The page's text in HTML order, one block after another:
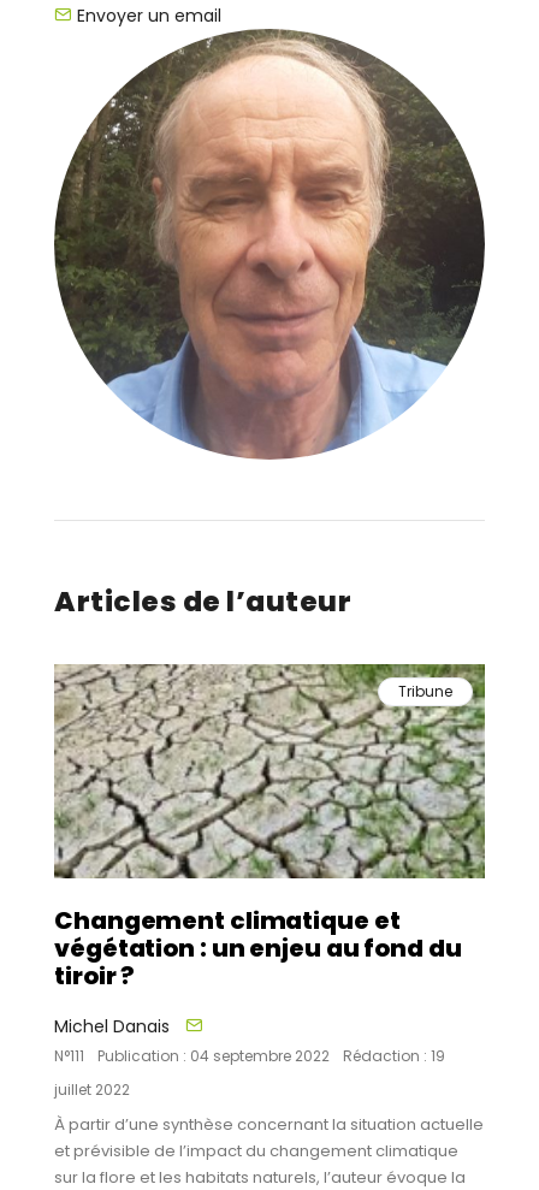
Envoyer un email
Articles de l’auteur
Tribune
Changement climatique et
végétation : un enjeu au fond du
tiroir ?
Michel Danais
N°111 Publication : 04 septembre 2022
Rédaction : 19
juillet 2022
À partir d’une synthèse concernant la situation actuelle
et prévisible de l’impact du changement climatique
sur la flore et les habitats naturels, l’auteur évoque la